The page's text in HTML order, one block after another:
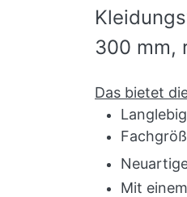
300 mm,
Das bietet
Mit